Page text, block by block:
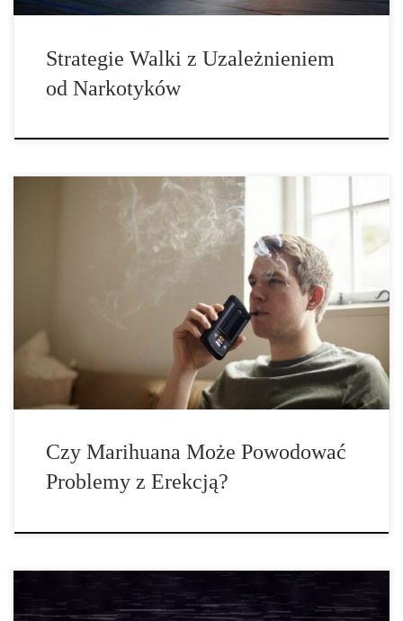
Strategie Walki z Uzależnieniem
od Narkotyków
W mniejszych badaniach stale pojawiają się oznaki, że spożywanie
marihuany może prowadzić do zaburzeń erekcji. Metaanaliza z
2019 roku potwierdziła, że regularne spożywanie marihuany
zwiększa ryzyko wystąpienia zaburzeń erekcji. Jednak inne
renomowane badania (np. badanie Stanforda z 2017 roku) nie
wykazały znaczącej różnicy w ryzyku wystąpienia problemów z
Czy Marihuana Może Powodować
Problemy z Erekcją?